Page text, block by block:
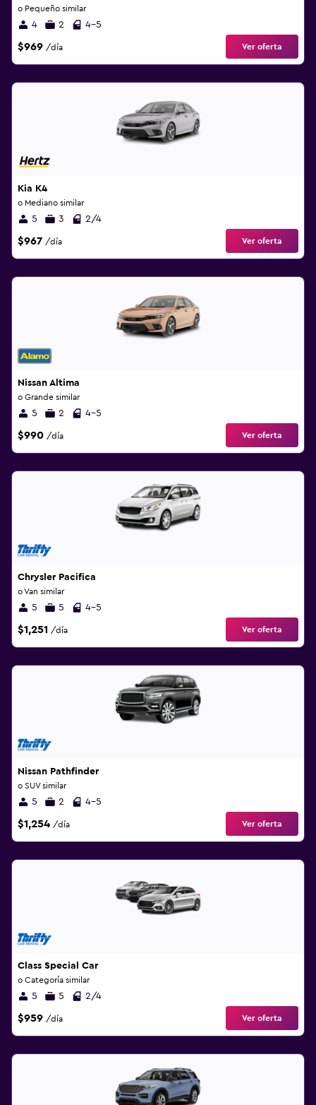
o Pequeño similar
4 2 4-5
$969 /día Ver oferta
Kia K4
o Mediano similar
5 3 2/4
$967 /día Ver oferta
Nissan Altima
o Grande similar
5 2 4-5
$990 /día Ver oferta
Chrysler Pacifica
o Van similar
5 5 4-5
$1,251 /día Ver oferta
Nissan Pathfinder
o SUV similar
5 2 4-5
$1,254 /día Ver oferta
Class Special Car
o Categoría similar
5 5 2/4
$959 /día Ver oferta